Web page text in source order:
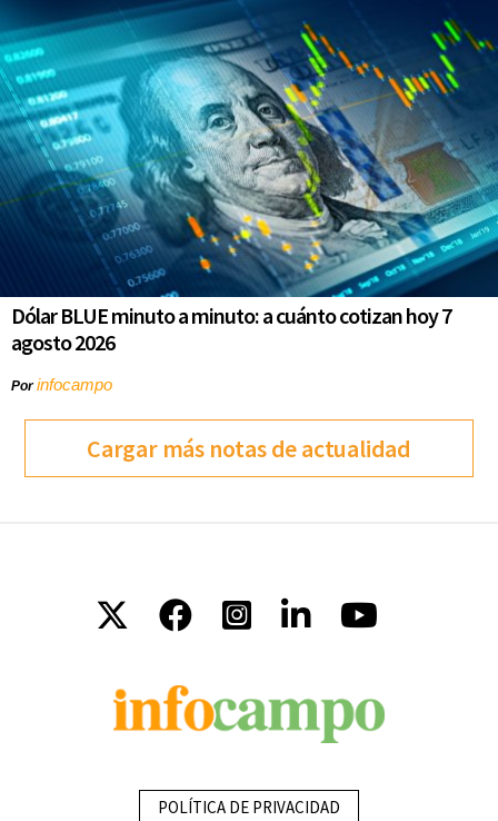
Dólar BLUE minuto a minuto: a cuánto cotizan hoy 7
agosto 2026
Porinfocampo
Cargar más notas de actualidad
POLÍTICA DE PRIVACIDAD